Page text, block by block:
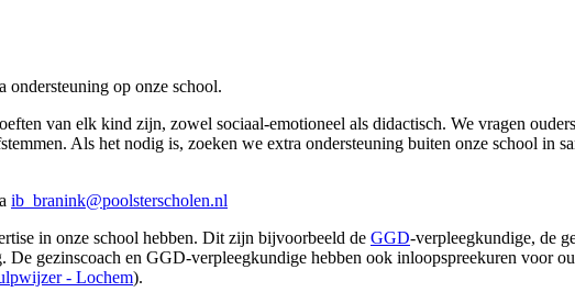
ondersteuning op onze school.
van elk kind zijn, zowel sociaal-emotioneel als didactisch. We vragen
Als het nodig is, zoeken we extra ondersteuning buiten onze school in
ib_branink@poolsterscholen.nl
in onze school hebben. Dit zijn bijvoorbeeld de GGD-verpleegkundige, de
gezinscoach en GGD-verpleegkundige hebben ook inloopspreekuren voor
- Lochem).